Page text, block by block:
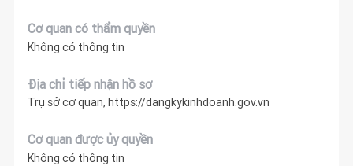
Cơ quan có thẩm quyền
Không có thông tin
Địa chỉ tiếp nhận hồ sơ
Trụ sở cơ quan, https://dangkykinhdoanh.gov.vn
Cơ quan được ủy quyền
Không có thông tin